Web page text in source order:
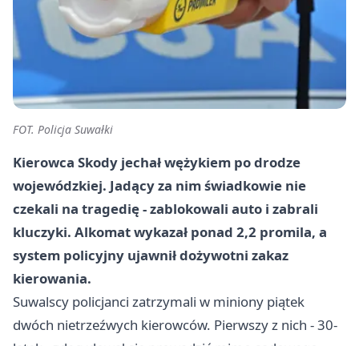
FOT. Policja Suwałki
Kierowca Skody jechał wężykiem po drodze
wojewódzkiej. Jadący za nim świadkowie nie
czekali na tragedię - zablokowali auto i zabrali
kluczyki. Alkomat wykazał ponad 2,2 promila, a
system policyjny ujawnił dożywotni zakaz
kierowania.
Suwalscy policjanci zatrzymali w miniony piątek
dwóch nietrzeźwych kierowców. Pierwszy z nich - 30-